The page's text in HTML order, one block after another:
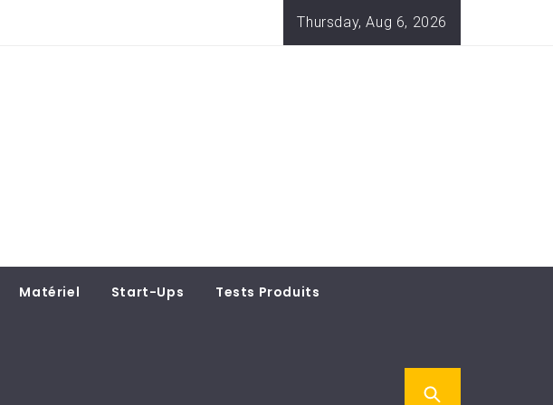
Thursday, Aug 6, 2026
Matériel Start-Ups Tests Produits